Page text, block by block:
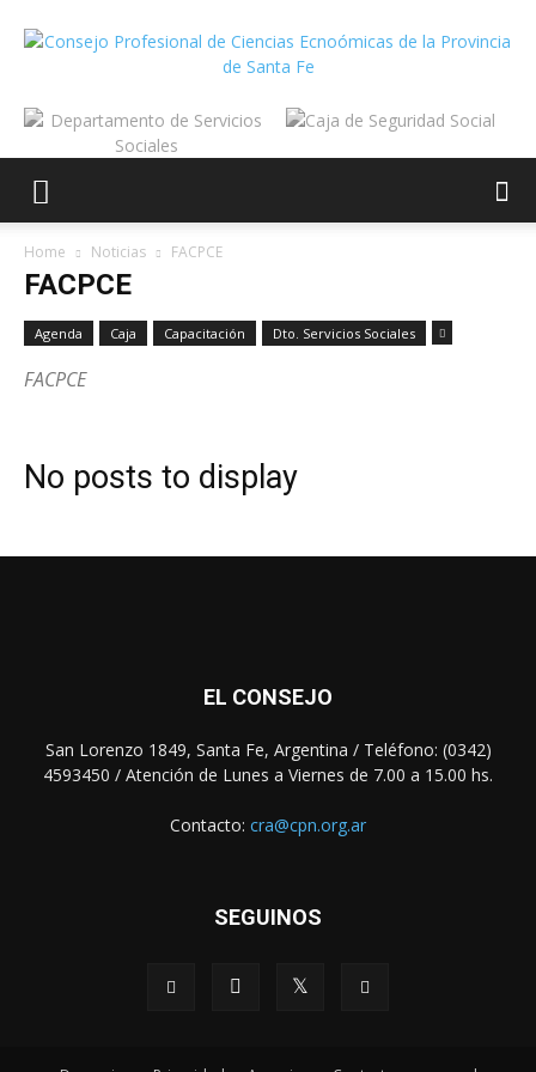
Home Noticias FACPCE
FACPCE
Agenda Caja Capacitación Dto. Servicios Sociales
FACPCE
No posts to display
EL CONSEJO
San Lorenzo 1849, Santa Fe, Argentina / Teléfono: (0342)
4593450 / Atención de Lunes a Viernes de 7.00 a 15.00 hs.
Contacto: cra@cpn.org.ar
SEGUINOS